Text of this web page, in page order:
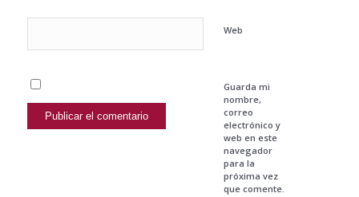
Web
Guarda mi
nombre,
correo
electrónico y
web en este
navegador
para la
próxima vez
que comente.